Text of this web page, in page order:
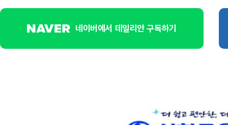
네이버에서 데일리안 구독하기